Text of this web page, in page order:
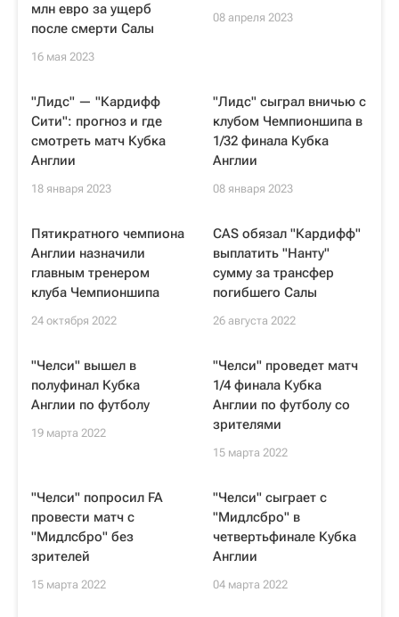
млн евро за ущерб
после смерти Салы
16 мая 2023
08 апреля 2023
"Лидс" — "Кардифф
Сити": прогноз и где
смотреть матч Кубка
Англии
18 января 2023
"Лидс" сыграл вничью с
клубом Чемпионшипа в
1/32 финала Кубка
Англии
08 января 2023
Пятикратного чемпиона
Англии назначили
главным тренером
клуба Чемпионшипа
24 октября 2022
CAS обязал "Кардифф"
выплатить "Нанту"
сумму за трансфер
погибшего Салы
26 августа 2022
"Челси" вышел в
полуфинал Кубка
Англии по футболу
19 марта 2022
"Челси" проведет матч
1/4 финала Кубка
Англии по футболу со
зрителями
15 марта 2022
"Челси" попросил FA
провести матч с
"Мидлсбро" без
зрителей
15 марта 2022
"Челси" сыграет с
"Мидлсбро" в
четвертьфинале Кубка
Англии
04 марта 2022